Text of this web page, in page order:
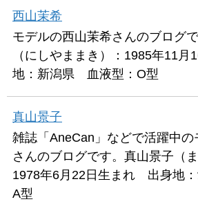
西山茉希
モデルの西山茉希さんのブログ
（にしやままき）：1985年11
地：新潟県 血液型：O型
真山景子
雑誌「AneCan」などで活躍中の
さんのブログです。真山景子（
1978年6月22日生まれ 出身地
A型